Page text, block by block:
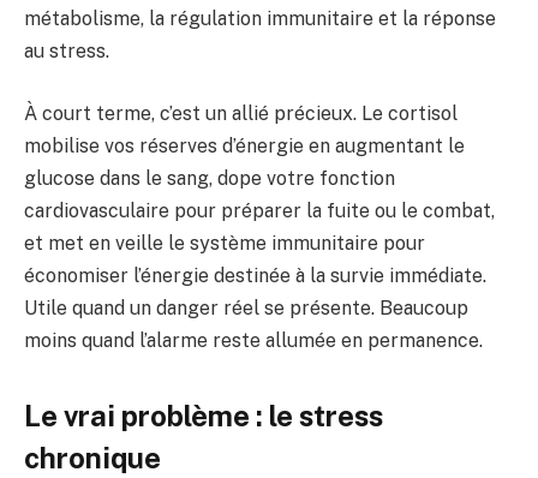
métabolisme, la régulation immunitaire et la réponse
au stress.
À court terme, c’est un allié précieux. Le cortisol
mobilise vos réserves d’énergie en augmentant le
glucose dans le sang, dope votre fonction
cardiovasculaire pour préparer la fuite ou le combat,
et met en veille le système immunitaire pour
économiser l’énergie destinée à la survie immédiate.
Utile quand un danger réel se présente. Beaucoup
moins quand l’alarme reste allumée en permanence.
Le vrai problème : le stress
chronique